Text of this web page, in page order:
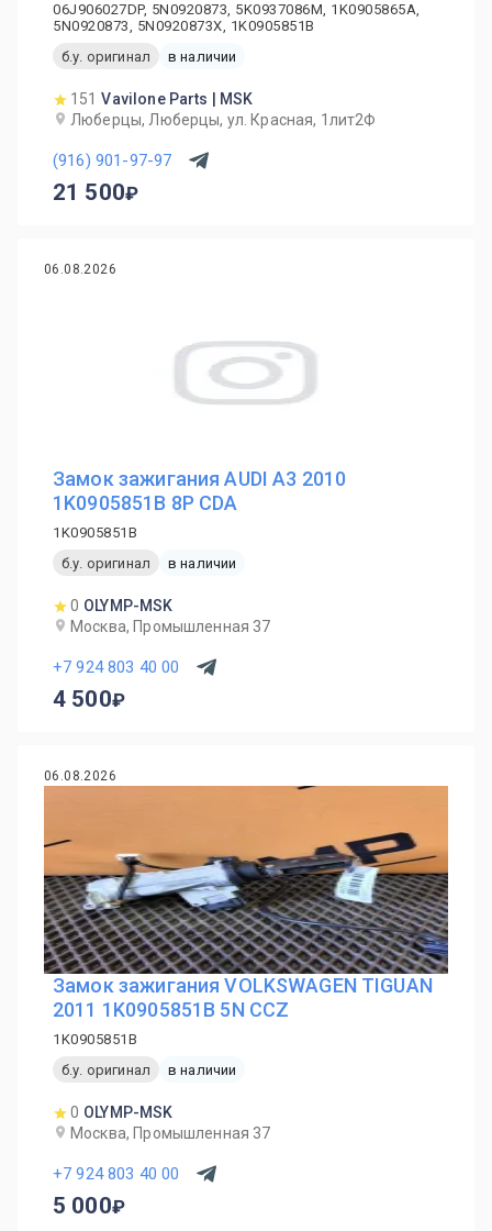
06J906027DP, 5N0920873, 5K0937086M, 1K0905865A,
5N0920873, 5N0920873X, 1K0905851B
б.у. оригинал
в наличии
151 Vavilone Parts | MSK
Люберцы, Люберцы, ул. Красная, 1лит2Ф
(916) 901-97-97
21 500
06.08.2026
Замок зажигания AUDI A3 2010
1K0905851B 8P CDA
1K0905851B
б.у. оригинал
в наличии
0 OLYMP-MSK
Москва, Промышленная 37
+7 924 803 40 00
4 500
06.08.2026
Замок зажигания VOLKSWAGEN TIGUAN
2011 1K0905851B 5N CCZ
1K0905851B
б.у. оригинал
в наличии
0 OLYMP-MSK
Москва, Промышленная 37
+7 924 803 40 00
5 000